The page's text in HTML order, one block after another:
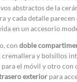
abstractos de la
y cada detalle
en un accesorio
condoble
y bolsillos
el móvil y otro con
exterior para